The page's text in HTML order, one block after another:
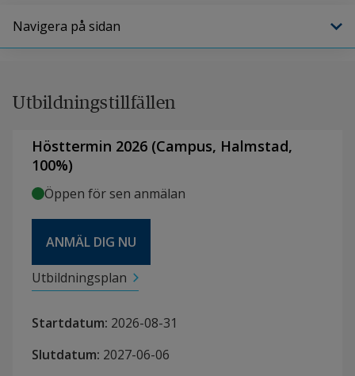
Navigera på sidan
Utbildningstillfällen
Hösttermin 2026 (Campus, Halmstad,
100%)
Öppen för sen anmälan
Utbildningsplan
ANMÄL DIG NU
Startdatum: 2026-08-31
Slutdatum: 2027-06-06